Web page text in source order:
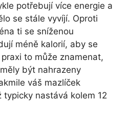
potřebují ⁤více energie a
se stále ⁣vyvíjí. Oproti‌
ti se sníženou
méně kalorií, aby⁣ se
to může‍ znamenat,
být nahrazeny
váš mazlíček⁣
nastává kolem 12